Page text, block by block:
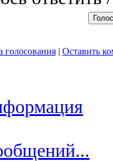
голосования| Оставить